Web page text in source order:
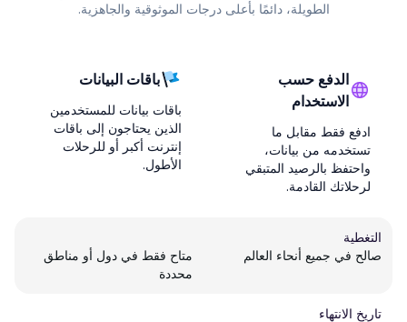
الطويلة، دائمًا بأعلى درجات الموثوقية والجاهزية.
الدفع حسب
الاستخدام
ادفع فقط مقابل ما
تستخدمه من بيانات،
واحتفظ بالرصيد المتبقي
لرحلاتك القادمة.
باقات البيانات
باقات بيانات للمستخدمين
الذين يحتاجون إلى باقات
إنترنت أكبر أو للرحلات
الأطول.
التغطية
صالح في جميع أنحاء العالم
متاح فقط في دول أو مناطق
محددة
تاريخ الانتهاء